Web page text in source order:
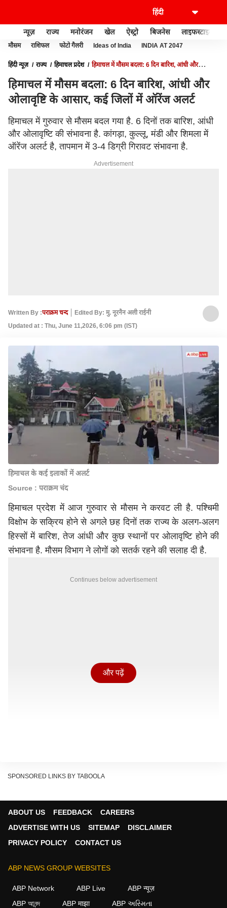
न्यूज़ राज्य मनोरंजन खेल ऐस्ट्रो बिजनेस लाइफस्टाइल
मौसम राशिफल फोटो गैलरी Ideas of India INDIA AT 2047
हिंदी न्यूज़ राज्य हिमाचल प्रदेश
हिमाचल में मौसम बदला: 6 दिन बारिश, आंधी और
हिमाचल में मौसम बदला: 6 दिन बारिश, आंधी और
ओलावृष्टि के आसार, कई जिलों में ऑरेंज अलर्ट
हिमाचल में गुरुवार से मौसम बदल गया है. 6 दिनों तक बारिश, आंधी
और ओलावृष्टि की संभावना है. कांगड़ा, कुल्लू, मंडी और शिमला में
ऑरेंज अलर्ट है, तापमान में 3-4 डिग्री गिरावट संभावना है.
Advertisement
Written By :पराक्रम चन्द
Edited By: मु. नूरनैन अली राईनी
Updated at : Thu, June 11,2026, 6:06 pm (IST)
हिमाचल के कई इलाकों में अलर्ट
Source : पराक्रम चंद
हिमाचल प्रदेश में आज गुरुवार से मौसम ने करवट ली है. पश्चिमी
विक्षोभ के सक्रिय होने से अगले छह दिनों तक राज्य के अलग-अलग
हिस्सों में बारिश, तेज आंधी और कुछ स्थानों पर ओलावृष्टि होने की
संभावना है. मौसम विभाग ने लोगों को सतर्क रहने की सलाह दी है.
Continues below advertisement
मंदिर, 350 श्रद्धालुओं को सुरक्षित निकाला
और पढ़ें
SPONSORED LINKS BY TABOOLA
ABOUT US FEEDBACK
CAREERS
ADVERTISE WITH US
SITEMAP
DISCLAIMER
PRIVACY POLICY
CONTACT US
ABP NEWS GROUP WEBSITES
ABP Network ABP Live
ABP न्यूज़
ABP আনন্দ
ABP माझा ABP અસ્મિતા